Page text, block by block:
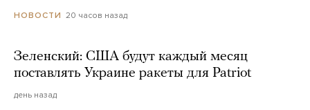
НОВОСТИ 20 часов назад
Зеленский: США будут каждый месяц
поставлять Украине ракеты для Patriot
день назад